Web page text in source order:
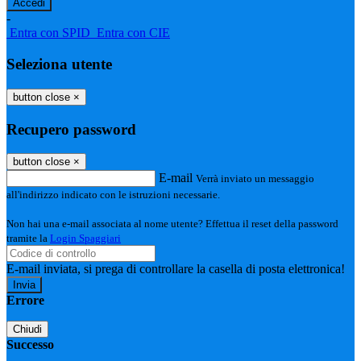
-
Entra con SPID Entra con CIE
Seleziona utente
button close ×
Recupero password
button close ×
E-mail Verrà inviato un messaggio
all'indirizzo indicato con le istruzioni necessarie.
Non hai una e-mail associata al nome utente? Effettua il reset della password
tramite la Login Spaggiari
E-mail inviata, si prega di controllare la casella di posta elettronica!
Errore
Chiudi
Successo